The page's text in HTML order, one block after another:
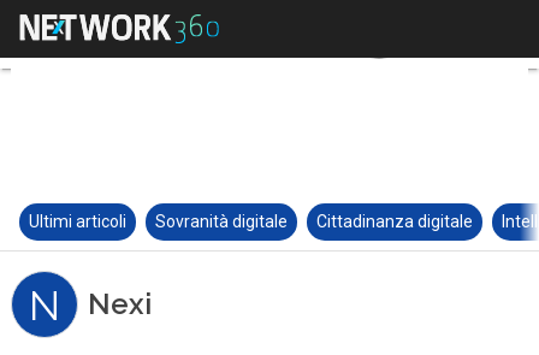
Ultimi articoli Sovranità digitale Cittadinanza digitale
N Nexi